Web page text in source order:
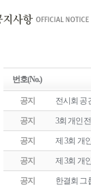
번호(No.)
공지 전시회 공
공지 3회 개인
공지 제 3회 개
공지 제 3회 개
공지 한결회 그